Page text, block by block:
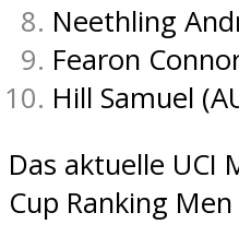
Neethling
Fearon
Hill Samuel
Das aktuelle UCI
Cup Ranking